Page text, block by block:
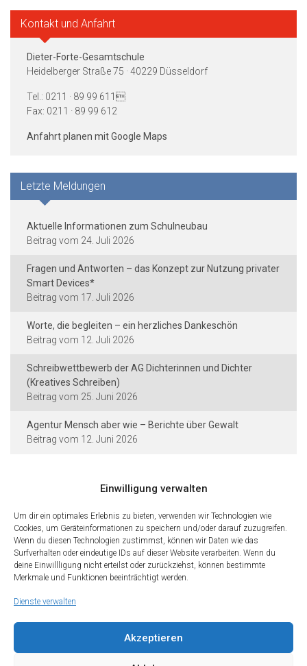
Einwilligung verwalten
Um dir ein optimales Erlebnis zu bieten, verwenden wir Technologien wie
Cookies, um Geräteinformationen zu speichern und/oder darauf zuzugreifen.
Wenn du diesen Technologien zustimmst, können wir Daten wie das
Surfverhalten oder eindeutige IDs auf dieser Website verarbeiten. Wenn du
deine Einwillligung nicht erteilst oder zurückziehst, können bestimmte
Merkmale und Funktionen beeinträchtigt werden.
Dienste verwalten
Akzeptieren
Kontakt und Anfahrt
Dieter-Forte-Gesamtschule
Heidelberger Straße 75 · 40229 Düsseldorf
Tel.: 0211 · 89 99 611
Fax: 0211 · 89 99 612
Anfahrt planen mit Google Maps
Letzte Meldungen
Aktuelle Informationen zum Schulneubau
24. Juli 2026
Fragen und Antworten – das Konzept zur Nutzung privater
Smart Devices*
17. Juli 2026
Worte, die begleiten – ein herzliches Dankeschön
12. Juli 2026
Schreibwettbewerb der AG Dichterinnen und Dichter
(Kreatives Schreiben)
25. Juni 2026
Agentur Mensch aber wie – Berichte über Gewalt
12. Juni 2026
Kontakt und Rechtliches
Städtische Dieter-Forte-Gesamtschule
Heidelberger Straße 75 · 40229 Düsseldorf
Tel.: 0211 · 89 99 611
Fax: 0211 · 89 99 612
Kontakt Impressum
Teilen Sie diese Seite mit Freunden
Wir freuen uns, wenn Sie diese Seite Ihren Freunden und Kontakten